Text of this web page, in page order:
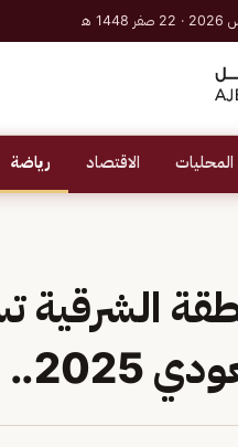
المحليات الاقتصاد رياضة
الأحد المقبل